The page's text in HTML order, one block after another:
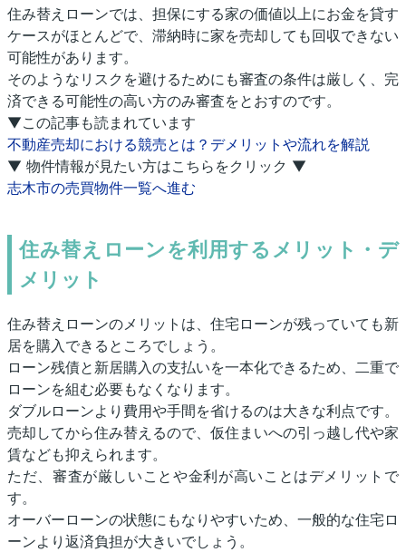
住み替えローンでは、担保にする家の価値以上にお金を貸す
ケースがほとんどで、滞納時に家を売却しても回収できない
可能性があります。
そのようなリスクを避けるためにも審査の条件は厳しく、完
済できる可能性の高い方のみ審査をとおすのです。
▼この記事も読まれています
不動産売却における競売とは？デメリットや流れを解説
▼ 物件情報が見たい方はこちらをクリック ▼
志木市の売買物件一覧へ進む
住み替えローンを利用するメリット・デ
メリット
住み替えローンのメリットは、住宅ローンが残っていても新
居を購入できるところでしょう。
ローン残債と新居購入の支払いを一本化できるため、二重で
ローンを組む必要もなくなります。
ダブルローンより費用や手間を省けるのは大きな利点です。
売却してから住み替えるので、仮住まいへの引っ越し代や家
賃なども抑えられます。
ただ、審査が厳しいことや金利が高いことはデメリットで
す。
オーバーローンの状態にもなりやすいため、一般的な住宅ロ
ーンより返済負担が大きいでしょう。